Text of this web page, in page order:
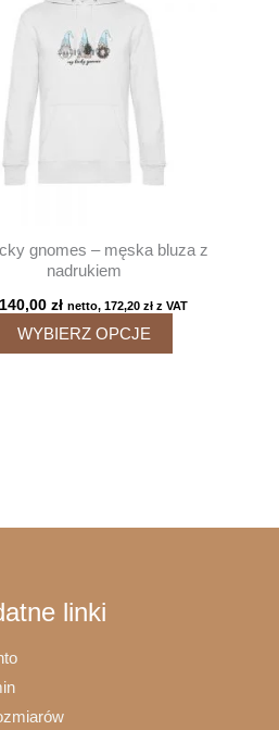
gnomes – męska bluza z
nadrukiem
140,00zł netto,172,20zł z VAT
WYBIERZ OPCJE
linki